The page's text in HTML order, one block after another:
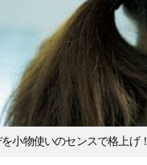
小物使いのセンスで格上げ